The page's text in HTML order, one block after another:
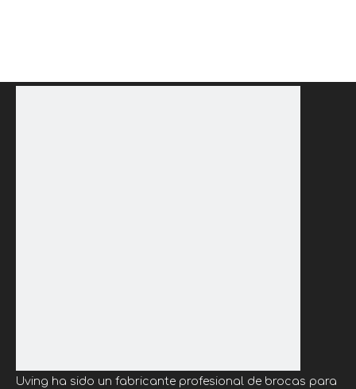
Uving ha sido un fabricante profesional de brocas para